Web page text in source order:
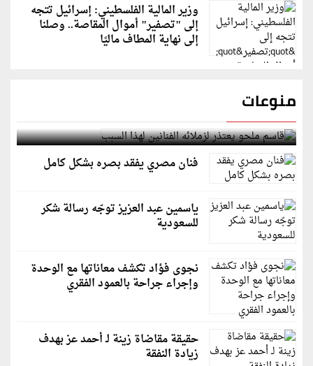
وزير المالية الفلسطيني: إسرائيل تتجه
إلى "تصفير" أموال المقاصة.. وصلنا
إلى نهاية المطاف ماليًا
منوعات
قاسم ملحو يعتذر لزملائه الفنانين لهذا السبب
فنان مصري يفقد بصره بشكل كامل
ياسمين عبد العزيز توجّه رسالة شكر
للسعودية
نجوى فؤاد تكشف معاناتها مع الوحدة
وإجراء جراحة بالعمود الفقري
حقيقة مقاضاة زينة لـ أحمد عز بهدف
زيادة النفقة